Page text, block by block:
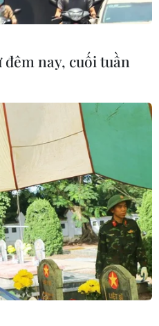
#BOT
Hồ Chí Minh
nay, cuối tuần